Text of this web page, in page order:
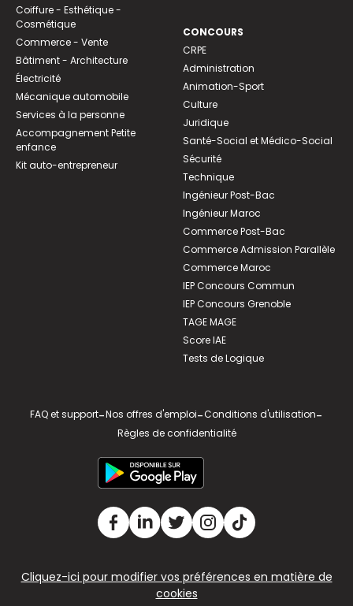
Coiffure - Esthétique -
Cosmétique
Commerce - Vente
Bâtiment - Architecture
Électricité
Mécanique automobile
Services à la personne
Accompagnement Petite
enfance
Kit auto-entrepreneur
CONCOURS
CRPE
Administration
Animation-Sport
Culture
Juridique
Santé-Social et Médico-Social
Sécurité
Technique
Ingénieur Post-Bac
Ingénieur Maroc
Commerce Post-Bac
Commerce Admission Parallèle
Commerce Maroc
IEP Concours Commun
IEP Concours Grenoble
TAGE MAGE
Score IAE
Tests de Logique
FAQ et support-Nos offres d'emploi-Conditions d'utilisation-
Règles de confidentialité
Cliquez-ici pour modifier vos préférences en matière de
cookies